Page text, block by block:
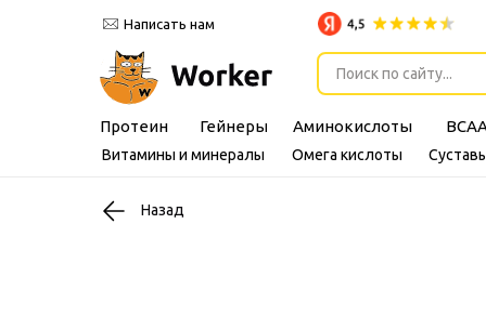
Протеин Гейнеры Аминокислоты
Витамины и минералы Омега кислоты
Поиск по сайту...
Написать нам
Назад